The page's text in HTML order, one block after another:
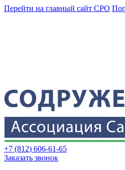
Перейти на главный сайт СРО
+7 (812) 606-61-65
Заказать звонок